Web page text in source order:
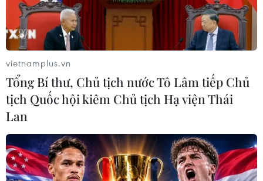
vietnamplus.vn
Tổng Bí thư, Chủ tịch nước Tô Lâm tiếp Chủ
tịch Quốc hội kiêm Chủ tịch Hạ viện Thái
Lan